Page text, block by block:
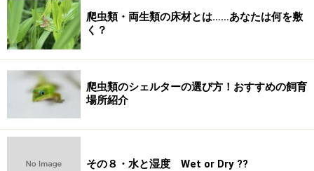
爬虫類・両生類の床材とは……あなたは何を敷
く？
爬虫類のシェルターの選び方！おすすめの飼育
場所紹介
その８・水と湿度 Wet or Dry ??